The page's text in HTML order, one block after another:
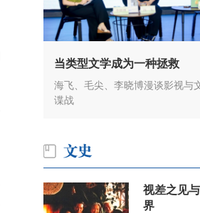
当类型文学成为一种拯救
海飞、毛尖、李晓博漫谈影视与
谍战
视差之见
界